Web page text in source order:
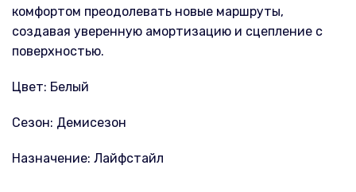
комфортом преодолевать новые маршруты,
создавая уверенную амортизацию и сцепление с
поверхностью.
Цвет: Белый
Сезон: Демисезон
Назначение: Лайфстайл